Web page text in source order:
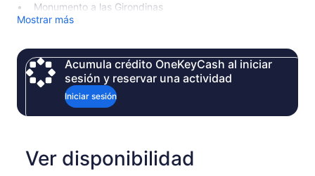
Monumento a las Girondinas
Mostrar más
Acumula crédito OneKeyCash al iniciar
sesión y reservar una actividad
Iniciar sesión
Ver disponibilidad